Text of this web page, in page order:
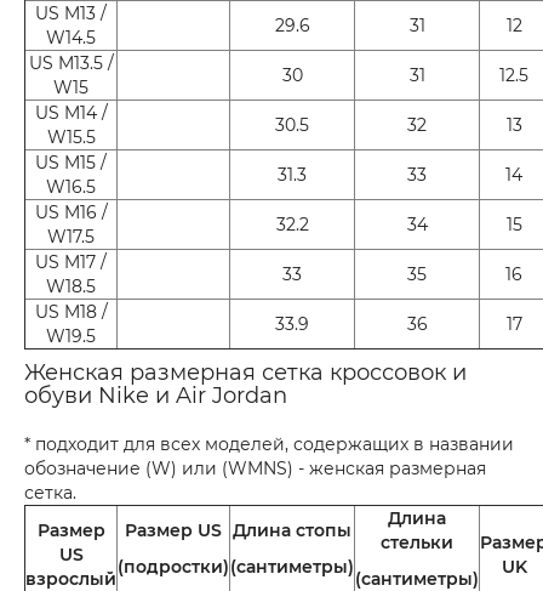
US M13 /
W14.5
29.6 31
12
US M13.5 /
W15
30 31
12.5
US M14 /
W15.5
30.5 32
13
US M15 /
W16.5
31.3 33
14
US M16 /
W17.5
32.2 34
15
US M17 /
W18.5
33 35
16
US M18 /
W19.5
33.9 36 17
Женская размерная сетка кроссовок и
обуви Nike и Air Jordan
* подходит для всех моделей, содержащих в названии
обозначение (W) или (WMNS) - женская размерная
сетка.
Размер
US
взрослый
Размер US
(подростки)
Длина стопы
(сантиметры)
Длина
стельки
(сантиметры)
UK